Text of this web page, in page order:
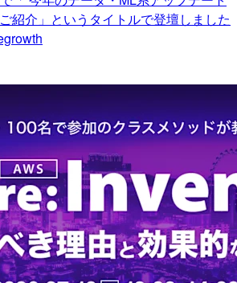
紹介」というタイトルで登壇しました